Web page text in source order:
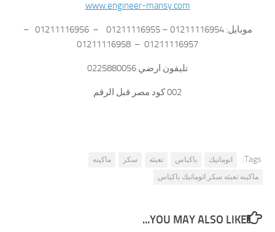
www.engineer-mansy.com
موبايل: 01211116954 – 01211116955 – 01211116956 –
01211116957 – 01211116958
تليفون ارضي 0225880056
002 كود مصر قبل الرقم
Tags: اتوماتيك باكياس تعبئه سكر
ماكينه
ماكينه تعبئه سكر اتوماتيك باكياس
YOU MAY ALSO LIKE...